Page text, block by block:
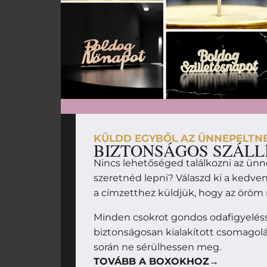
KÜLDD EGYBŐL AZ
BIZTONSÁGOS
Nincs lehetőséged találkozni az
szeretnéd lepni? Válaszd ki a
a címzetthez küldjük, hogy az
Minden csokrot gondos
biztonságosan kialakított
során ne sérülhessen meg.
TOVÁBB A BOXOKHOZ→